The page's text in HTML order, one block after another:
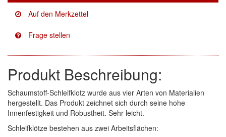
E-D
EVERCOAT
(5)
Finixa
(113)
Indasa
(2)
KWASNY
Produkt Beschreibung:
Schaumstoff-Schleifklotz wurde aus vier Arten von Materialien
hergestellt. Das Produkt zeichnet sich durch seine hohe
Innenfestigkeit und Robustheit. Sehr leicht.
Schleifklötze bestehen aus zwei Arbeitsflächen: